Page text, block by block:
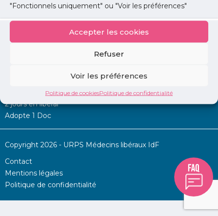
"Fonctionnels uniquement" ou "Voir les préférences"
Accepter les cookies
Refuser
Voir les préférences
Politique de cookiesPolitique de confidentialité
Permanence d’aide à l’installation
2 jours en libéral
Adopte 1 Doc
Copyright 2026 - URPS Médecins libéraux IdF
Contact
Mentions légales
Politique de confidentialité